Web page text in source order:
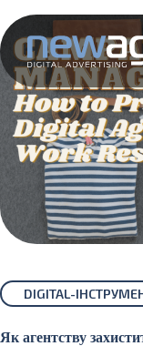
до
вмісту
DIGITAL-
Як агентству